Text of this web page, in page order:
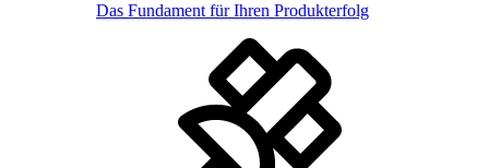
Das Fundament für Ihren Produkterfolg